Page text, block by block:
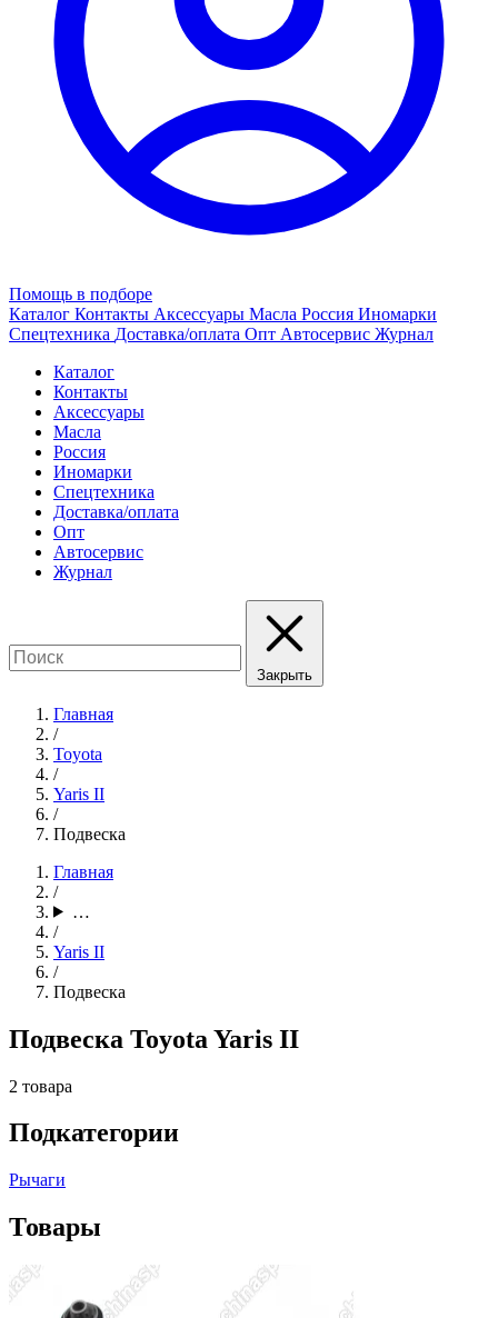
Помощь в подборе
Каталог Контакты Аксессуары Масла Россия Иномарки
Спецтехника Доставка/оплата Опт Автосервис Журнал
Каталог
Контакты
Аксессуары
Масла
Россия
Иномарки
Спецтехника
Доставка/оплата
Опт
Автосервис
Журнал
Закрыть
Главная
/
Toyota
/
Yaris II
/
Подвеска
Главная
/
…
/
Yaris II
/
Подвеска
Подвеска Toyota Yaris II
2 товара
Подкатегории
Рычаги
Товары